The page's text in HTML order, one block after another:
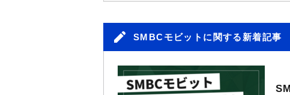
SMBCモビットに関する新着記事